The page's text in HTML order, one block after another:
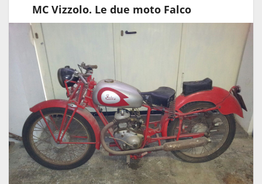
MC Vizzolo. Le due moto Falco